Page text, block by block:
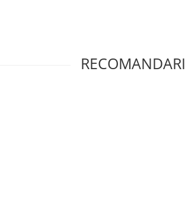
călcat;
verifică dacă performanța
și nu îndrepta jetul spre
se răcească înainte de golire
RECOMANDARI